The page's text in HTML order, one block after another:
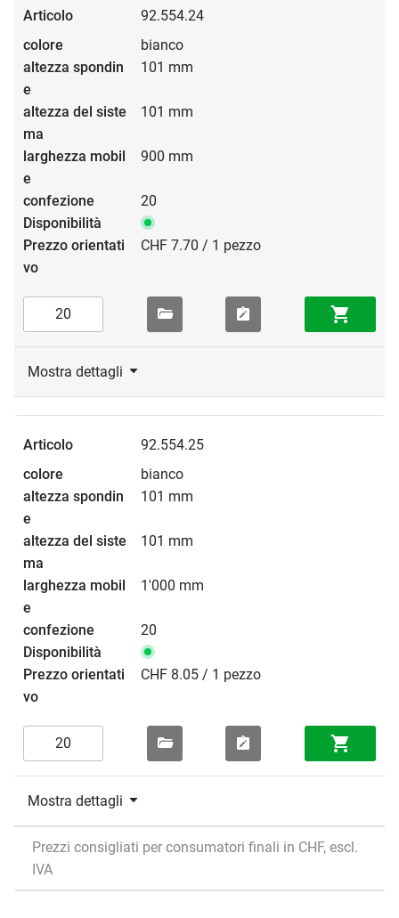
92.554.24
bianco
101 mm
101 mm
900 mm
20
CHF 7.70 / 1 pezzo
Mostra dettagli
92.554.25
bianco
101 mm
101 mm
1'000 mm
20
CHF 8.05 / 1 pezzo
Mostra dettagli
Prezzi consigliati per consumatori finali in CHF, escl.
IVA